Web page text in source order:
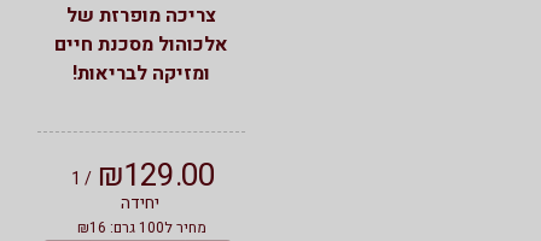
צריכה מופרזת של
אלכוהול מסכנת חיים
ומזיקה לבריאות!
₪129.00
/ 1
יחידה
מחיר ל100 גרם: ₪16